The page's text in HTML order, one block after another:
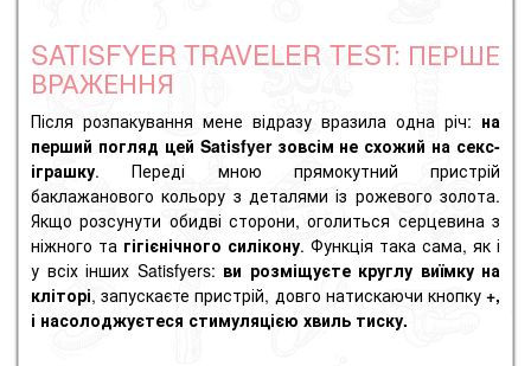
SATISFYER TRAVELER TEST: ПЕРШЕ
ВРАЖЕННЯ
Після розпакування мене відразу вразила одна річ: на
перший погляд цей Satisfyer зовсім не схожий на секс-
іграшку. Переді мною прямокутний пристрій
баклажанового кольору з деталями із рожевого золота.
Якщо розсунути обидві сторони, оголиться серцевина з
ніжного та гігієнічного силікону. Функція така сама, як і
у всіх інших Satisfyers: ви розміщуєте круглу виїмку на
кліторі, запускаєте пристрій, довго натискаючи кнопку +,
і насолоджуєтеся стимуляцією хвиль тиску.